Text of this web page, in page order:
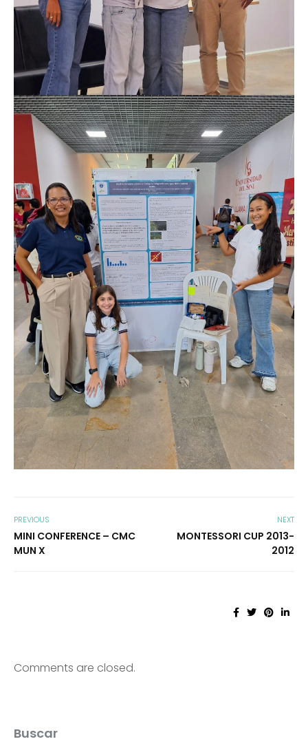
PREVIOUS
MINI CONFERENCE – CMC
MUN X
NEXT
MONTESSORI CUP 2013-
2012
Comments are closed.
Buscar